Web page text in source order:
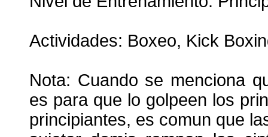
Actividades: Boxeo, Kick
Nota: Cuando se menciona
es para que lo golpeen los
principiantes, es comun que